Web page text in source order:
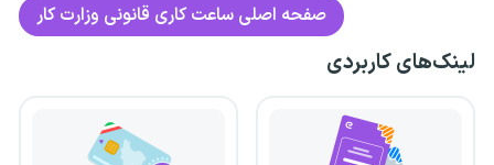
صفحه اصلی ساعت کاری قانونی وزارت کار
لینک‌های کاربردی